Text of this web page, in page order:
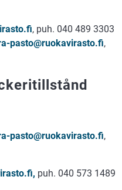
, puh. 040 489 3303
pasto@ruokavirasto.fi,
pasto@ruokavirasto.fi,
puh. 040 573 1489